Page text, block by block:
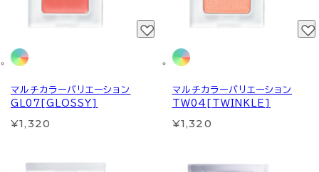
マルチカラーバリエーション
GL07[GLOSSY]
¥1,320
マルチカラーバリエーション
TW04[TWINKLE]
¥1,320